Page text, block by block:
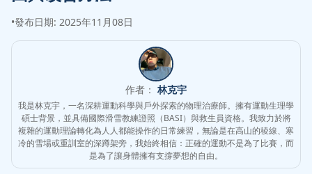
•發布日期: 2025年11月08日
作者： 林克宇
我是林克宇，一名深耕運動科學與戶外探索的物理治療師。擁有運動生理學
碩士背景，並具備國際滑雪教練證照（BASI）與救生員資格。我致力於將
複雜的運動理論轉化為人人都能操作的日常練習，無論是在高山的稜線、寒
冷的雪場或重訓室的深蹲架旁，我始終相信：正確的運動不是為了比賽，而
是為了讓身體擁有支撐夢想的自由。